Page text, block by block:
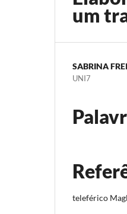
um
SABRINA
UNI7
teleférico